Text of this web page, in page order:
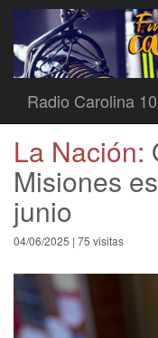
Radio Carolina
La Nación:
Misiones
junio
04/06/2025 | 75 visitas